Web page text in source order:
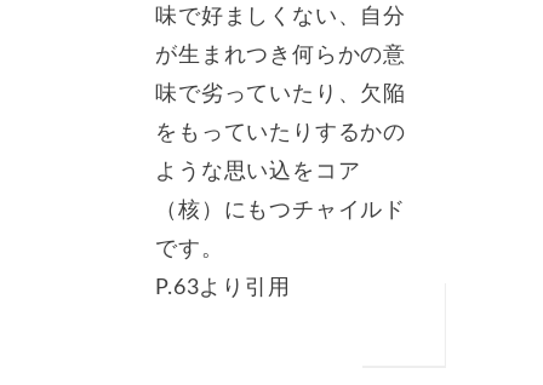
味で好ましくない、自分
が生まれつき何らかの意
味で劣っていたり、欠陥
をもっていたりするかの
ような思い込をコア
（核）にもつチャイルド
です。
P.63より引用